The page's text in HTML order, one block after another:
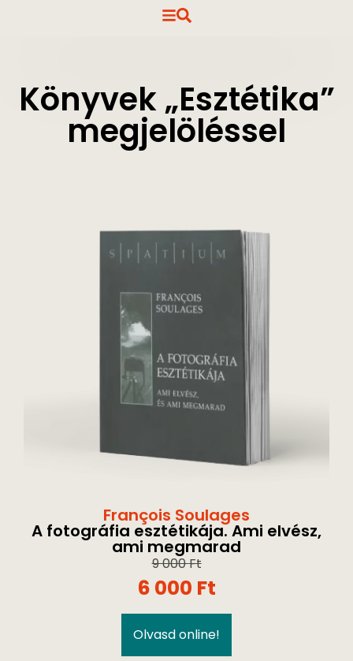
Könyvek „Esztétika”
megjelöléssel
François Soulages
A fotográfia esztétikája. Ami elvész,
ami megmarad
9 000Ft
6 000 Ft
Olvasd online!